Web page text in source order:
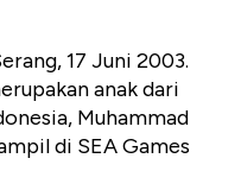
17 Juni 2003.
anak dari
Muhammad
di SEA Games